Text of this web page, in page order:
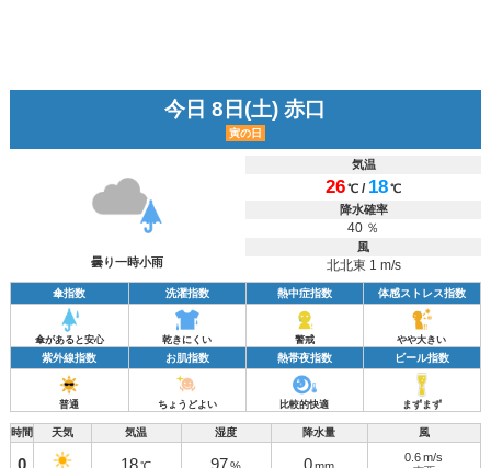
今日 8日(土) 赤口
寅の日
曇り一時小雨
気温
26℃ / 18℃
降水確率
40 ％
風
北北東 1 m/s
傘指数 洗濯指数 熱中症指数 体感ストレス指数
傘があると安心 乾きにくい 警戒 やや大きい
紫外線指数 お肌指数 熱帯夜指数 ビール指数
普通 ちょうどよい 比較的快適 まずまず
時間 天気 気温 湿度 降水量 風
0 18 97 0 0.6 m/s